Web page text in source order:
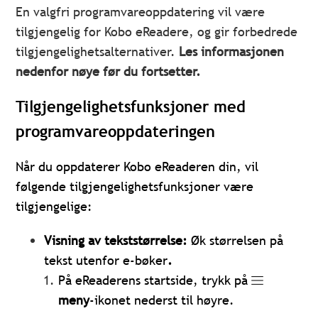
En valgfri programvareoppdatering vil være
tilgjengelig for Kobo eReadere, og gir forbedrede
tilgjengelighetsalternativer. Les informasjonen
nedenfor nøye før du fortsetter.
Tilgjengelighetsfunksjoner med
programvareoppdateringen
Når du oppdaterer Kobo eReaderen din, vil
følgende tilgjengelighetsfunksjoner være
tilgjengelige:
Visning av tekststørrelse:Øk størrelsen på
tekst utenfor e-bøker.
På eReaderens startside, trykk på
meny-ikonet nederst til høyre.